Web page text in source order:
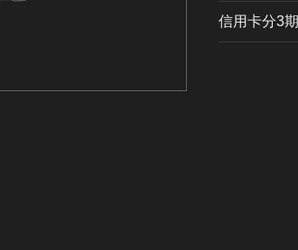
信用卡分3期